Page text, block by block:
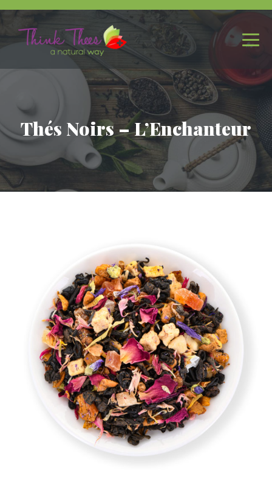
Thés Noirs – L’Enchanteur